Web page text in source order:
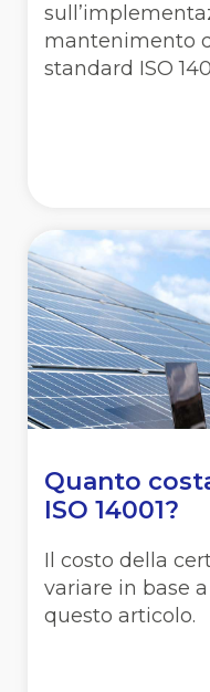
mantenimento
standard ISO
Quanto
ISO 14001?
Il costo della
variare in base
questo articolo.